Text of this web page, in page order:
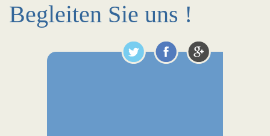
Begleiten Sie uns !